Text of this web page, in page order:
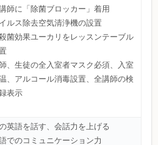
師に「除菌ブロッカー」着用
ルス除去空気清浄機の設置
菌効果ユーカリをレッスンテーブル
、生徒の全入室者マスク必須、入室
、アルコール消毒設置、全講師の検
表示
英語を話す、会話力を上げる
でのコミュニケーション力